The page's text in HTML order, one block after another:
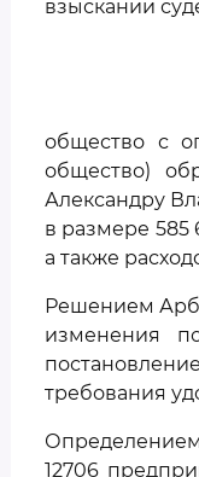
взыскании
общество с
общество)
Александру
в размере 585
а также
Решением
изменения
требования
12706